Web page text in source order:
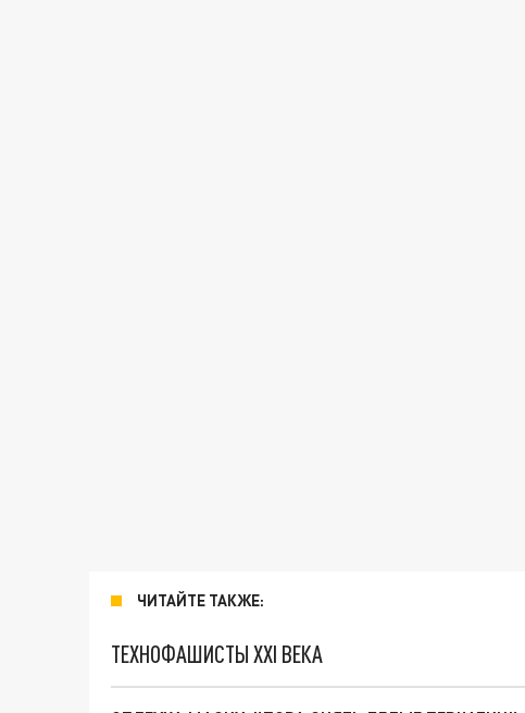
ЧИТАЙТЕ ТАКЖЕ:
ТЕХНОФАШИСТЫ XXI ВЕКА